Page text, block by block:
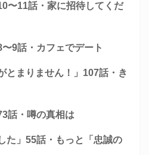
〜11話・家に招待してくだ
〜9話・カフェでデート
とまりません！」107話・き
話・噂の真相は
た」55話・もっと「忠誠の